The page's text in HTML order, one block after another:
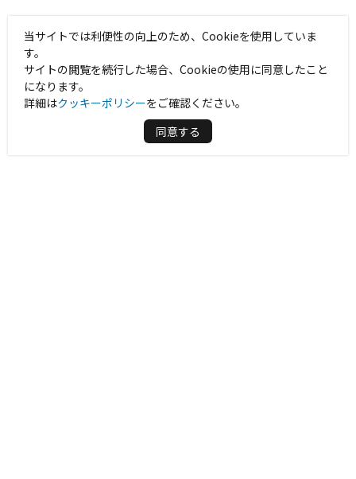
当サイトでは利便性の向上のため、Cookieを使用していま
す。
サイトの閲覧を続行した場合、Cookieの使用に同意したこと
になります。
詳細はクッキーポリシーをご確認ください。
同意する